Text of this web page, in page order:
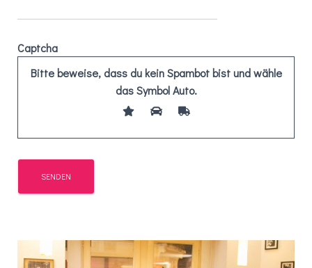
Captcha
Bitte beweise, dass du kein Spambot bist und wähle
das SymbolAuto.